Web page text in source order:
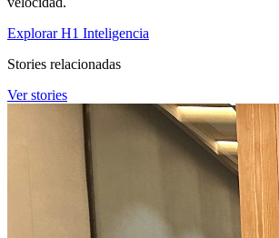
Explorar H1 Inteligencia
Stories relacionadas
Ver stories